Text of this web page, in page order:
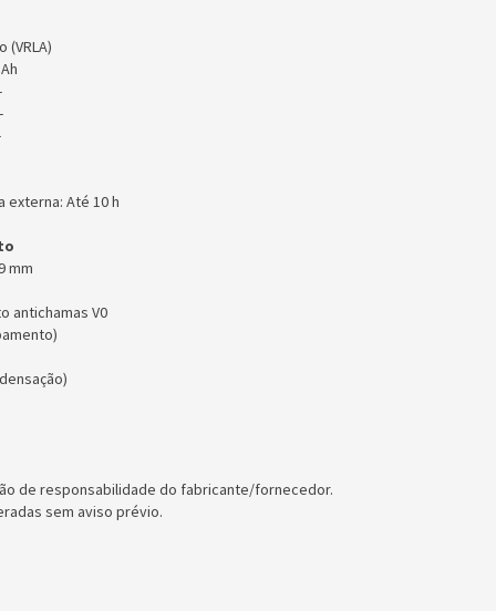
externa: Até 10 h
mm
antichamas V0
de responsabilidade do fabricante/fornecedor.
sem aviso prévio.